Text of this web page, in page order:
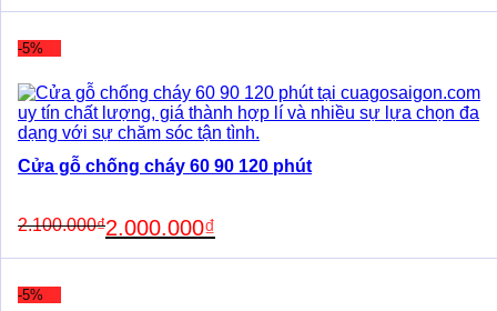
-5%
Cửa gỗ chống cháy 60 90 120 phút
2.100.000₫
price
was:
2.000.000₫
price
is:
-5%